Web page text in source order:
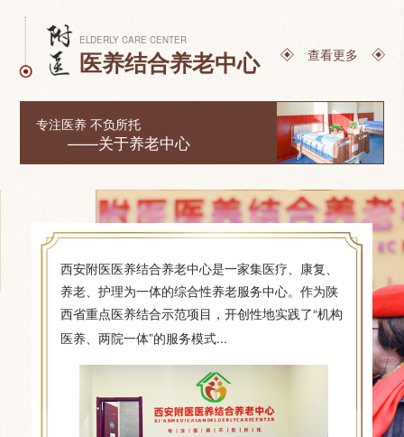
ELDERLY CARE CENTER
医养结合养老中心 查看更多
专注医养 不负所托
——关于养老中心
西安附医医养结合养老中心是一家集医疗、康复、
养老、护理为一体的综合性养老服务中心。作为陕
西省重点医养结合示范项目，开创性地实践了“机构
医养、两院一体”的服务模式...